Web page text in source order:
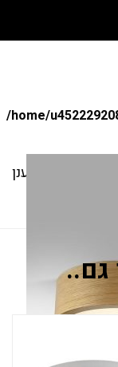
/home/
מק"ט: ענן
גם..